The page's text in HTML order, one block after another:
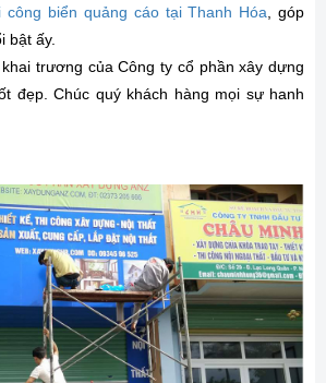
công biển quảng cáo tại Thanh Hóa , góp
bật ấy.
trương của Công ty cổ phần xây dựng
đẹp. Chúc quý khách hàng mọi sự hanh